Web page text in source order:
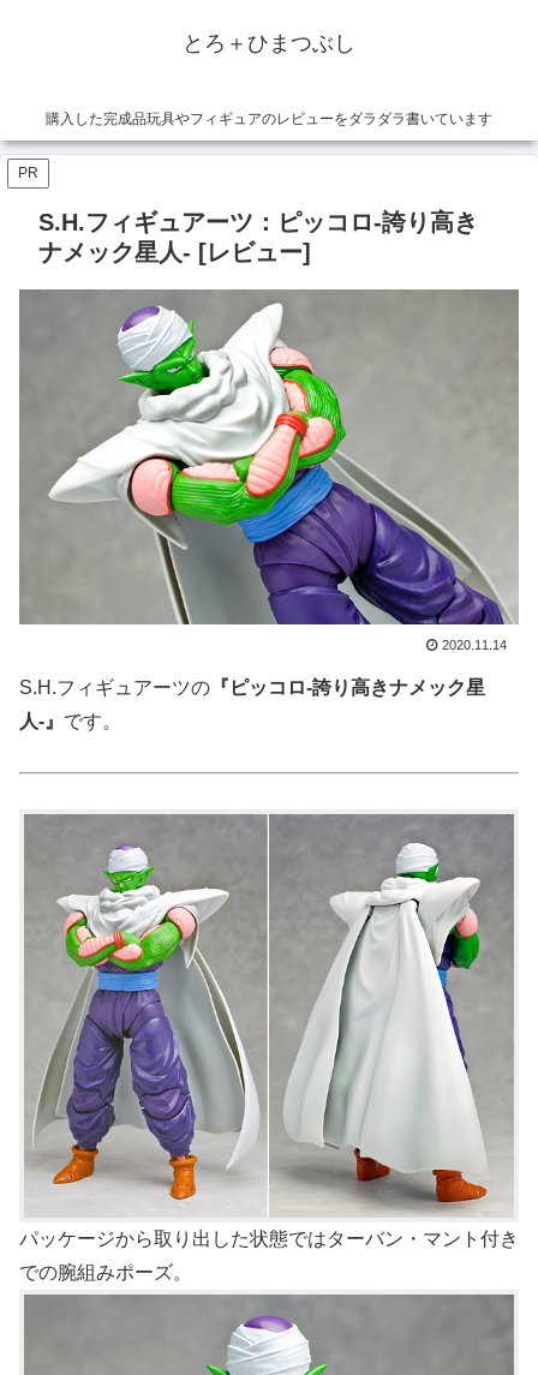
とろ＋ひまつぶし
購入した完成品玩具やフィギュアのレビューをダラダラ書いています
PR
S.H.フィギュアーツ：ピッコロ-誇り高き
ナメック星人- [レビュー]
2020.11.14
S.H.フィギュアーツの 『ピッコロ-誇り高きナメック星
人-』 です。
パッケージから取り出した状態ではターバン・マント付き
での腕組みポーズ。